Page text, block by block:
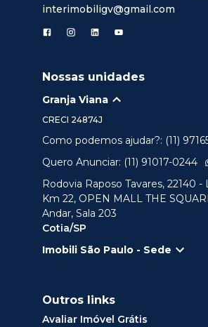
interimobiligv@gmail.com
Nossas unidades
Granja Viana
CRECI 24874J
Como podemos ajudar?: (11)
Quero Anunciar: (11) 91017-0244
Rodovia Raposo Tavares, 22140
Km 22, OPEN MALL THE
Andar, Sala 203
Cotia/SP
Imobili São Paulo - Sede
Outros links
Avaliar Imóvel Grátis